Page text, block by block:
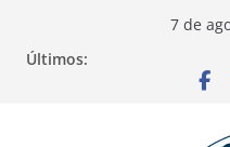
7 de
Últimos: